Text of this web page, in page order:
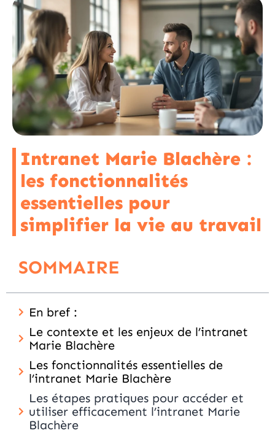
Intranet Marie Blachère :
les fonctionnalités
essentielles pour
simplifier la vie au travail
SOMMAIRE
En bref :
Le contexte et les enjeux de l’intranet
Marie Blachère
Les fonctionnalités essentielles de
l’intranet Marie Blachère
Les étapes pratiques pour accéder et
utiliser efficacement l’intranet Marie
Blachère